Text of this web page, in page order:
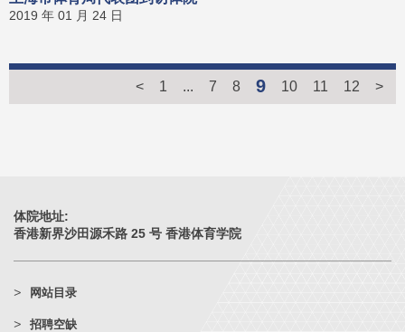
2019 年 01 月 24 日
< 1 ... 7 8 9 10 11 12 >
体院地址:
香港新界沙田源禾路 25 号 香港体育学院
网站目录
招聘空缺